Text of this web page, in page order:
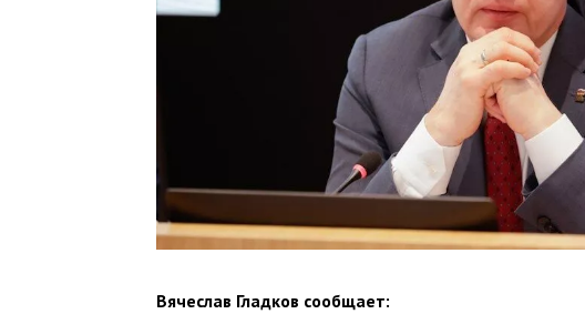
Вячеслав Гладков сообщает: